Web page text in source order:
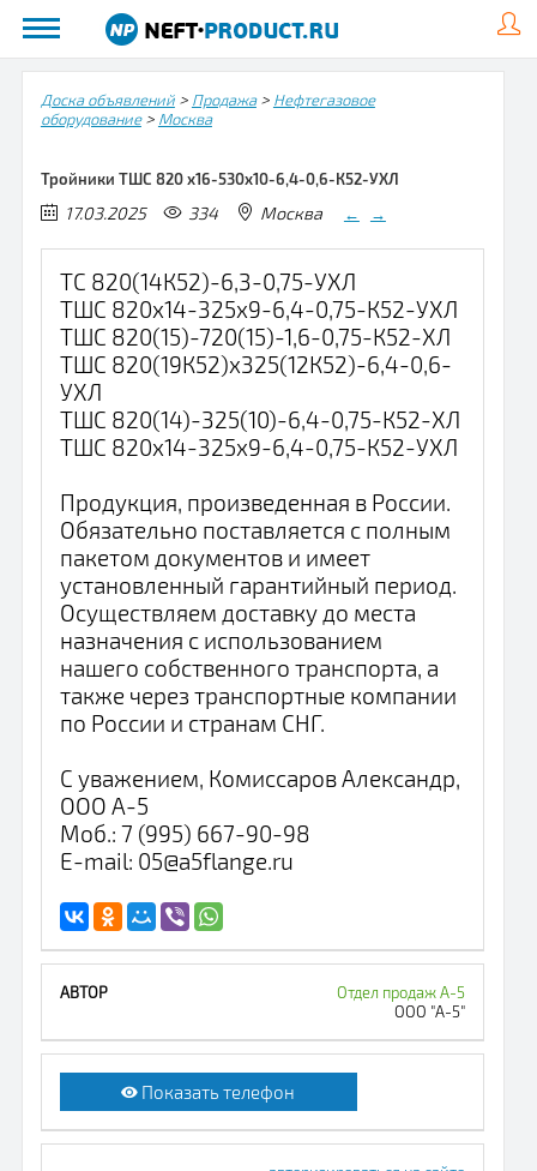
Доска объявлений> Продажа> Нефтегазовое
оборудование> Москва
Тройники ТШС 820 х16-530х10-6,4-0,6-К52-УХЛ
17.03.2025 334 Москва ← →
ТС 820(14К52)-6,3-0,75-УХЛ
ТШС 820х14-325х9-6,4-0,75-К52-УХЛ
ТШС 820(15)-720(15)-1,6-0,75-К52-ХЛ
ТШС 820(19К52)х325(12К52)-6,4-0,6-
УХЛ
ТШС 820(14)-325(10)-6,4-0,75-К52-ХЛ
ТШС 820х14-325х9-6,4-0,75-К52-УХЛ
Продукция, произведенная в России.
Обязательно поставляется с полным
пакетом документов и имеет
установленный гарантийный период.
Осуществляем доставку до места
назначения с использованием
нашего собственного транспорта, а
также через транспортные компании
по России и странам СНГ.
С уважением, Комиссаров Александр,
ООО А-5
Моб.: 7 (995) 667-90-98
E-mail: 05@a5flange.ru
Отдел продаж А-5
ООО "А-5"
Показать телефон